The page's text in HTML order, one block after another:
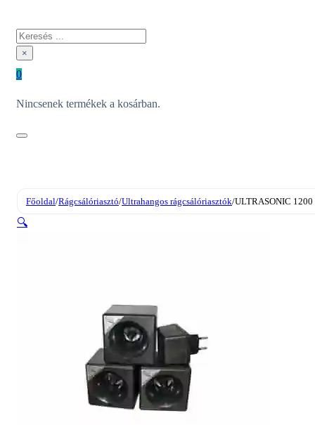
Keresés
×
0
Nincsenek termékek a kosárban.
Főoldal/Rágcsálóriasztó/Ultrahangos rágcsálóriasztók/ULTRASONIC
🔍